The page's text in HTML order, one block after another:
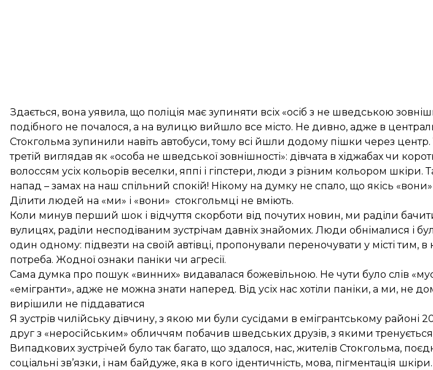
Здається, вона уявила, що поліція має зупиняти всіх «осіб з не шведською
подібного не почалося, а на вулицю вийшло все місто. Не дивно, адже в
Стокгольма зупинили навіть автобуси, тому всі йшли додому пішки через центр.
третій виглядав як «особа не шведської зовнішності»: дівчата в хіджабах чи
волоссям усіх кольорів веселки, яппі і гіпстери, люди з різним кольором шкіри.
напад – замах на наш спільний спокій! Нікому на думку не спало, що якісь
Ділити людей на «ми» і «вони» стокгольмці не вміють.
Коли минув перший шок і відчуття скорботи від почутих новин, ми раділи
вулицях, раділи несподіваним зустрічам давніх знайомих. Люди обнімалися і
один одному: підвезти на своїй автівці, пропонували переночувати у місті тим, в
потреба. Жодної ознаки паніки чи агресії.
Сама думка про пошук «винних» видавалася божевільною. Не чути було слів
«емігранти», адже не можна знати наперед. Від усіх нас хотіли паніки, а ми, не
вирішили не піддаватися
Я зустрів чилійську дівчину, з якою ми були сусідами в емігрантському районі
друг з «неросійським» обличчям побачив шведських друзів, з якими тренується
Випадкових зустрічей було так багато, що здалося, нас, жителів Стокгольма,
соціальні зв’язки, і нам байдуже, яка в кого ідентичність, мова, пігментація шкіри.